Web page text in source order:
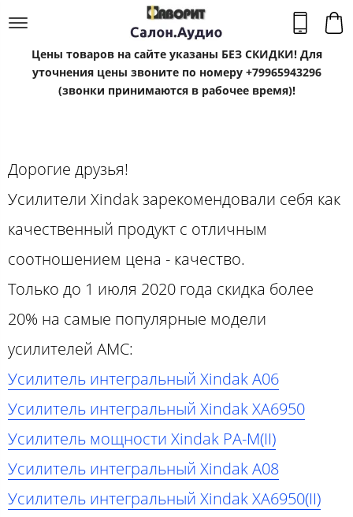
Цены товаров на сайте указаны БЕЗ СКИДКИ! Для
уточнения цены звоните по номеру +79965943296
(звонки принимаются в рабочее время)!
Дорогие друзья!
Усилители Xindak зарекомендовали себя как
качественный продукт с отличным
соотношением цена - качество.
Только до 1 июля 2020 года скидка более
20% на самые популярные модели
усилителей АМС:
Усилитель интегральный Xindak A06
Усилитель интегральный Xindak XA6950
Усилитель мощности Xindak PA-M(II)
Усилитель интегральный Xindak A08
Усилитель интегральный Xindak XA6950(II)